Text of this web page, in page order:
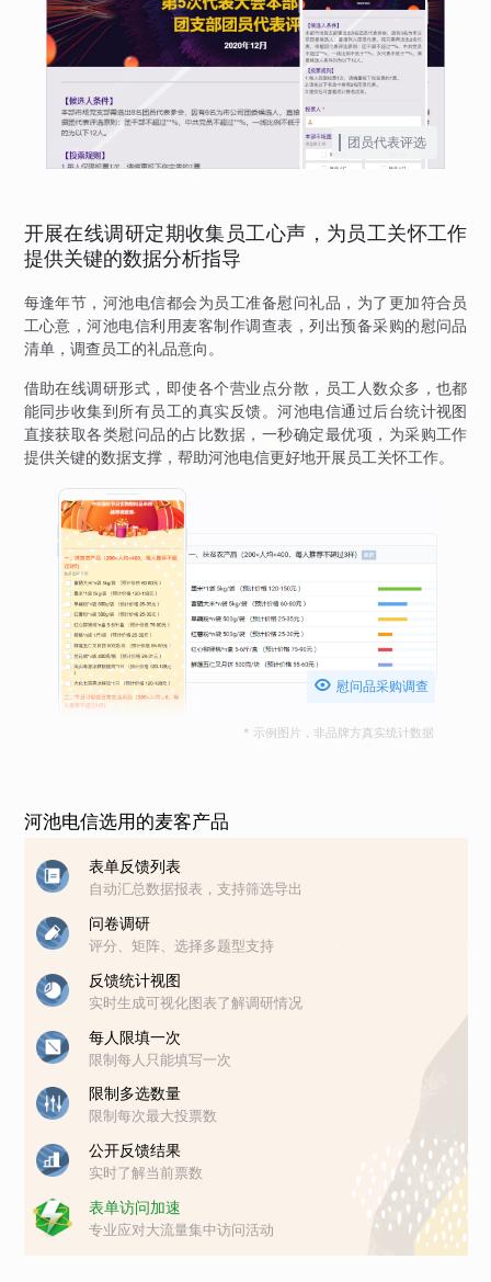
团员代表评选
开展在线调研定期收集员工心声，为员工关怀工作
提供关键的数据分析指导
每逢年节，河池电信都会为员工准备慰问礼品，为了更加符合员
工心意，河池电信利用麦客制作调查表，列出预备采购的慰问品
清单，调查员工的礼品意向。
借助在线调研形式，即使各个营业点分散，员工人数众多，也都
能同步收集到所有员工的真实反馈。河池电信通过后台统计视图
直接获取各类慰问品的占比数据，一秒确定最优项，为采购工作
提供关键的数据支撑，帮助河池电信更好地开展员工关怀工作。
 慰问品采购调查
* 示例图片，非品牌方真实统计数据
河池电信选用的麦客产品
表单反馈列表
自动汇总数据报表，支持筛选导出
问卷调研
评分、矩阵、选择多题型支持
反馈统计视图
实时生成可视化图表了解调研情况
每人限填一次
限制每人只能填写一次
限制多选数量
限制每次最大投票数
公开反馈结果
实时了解当前票数
表单访问加速
专业应对大流量集中访问活动